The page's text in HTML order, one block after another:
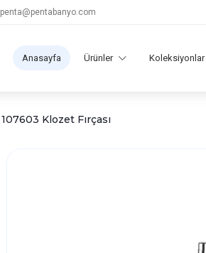
penta@pentabanyo.com
Anasayfa Ürünler Koleksiyonlar
107603 Klozet Fırçası